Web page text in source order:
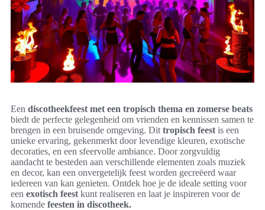
Een discotheekfeest met een tropisch thema en zomerse beats
biedt de perfecte gelegenheid om vrienden en kennissen samen te
brengen in een bruisende omgeving. Dit tropisch feest is een
unieke ervaring, gekenmerkt door levendige kleuren, exotische
decoraties, en een sfeervolle ambiance. Door zorgvuldig
aandacht te besteden aan verschillende elementen zoals muziek
en decor, kan een onvergetelijk feest worden gecreëerd waar
iedereen van kan genieten. Ontdek hoe je de ideale setting voor
een exotisch feest kunt realiseren en laat je inspireren voor de
komende feesten in discotheek.